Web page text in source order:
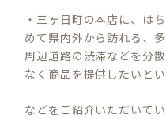
・三ヶ日町の本店に、は
めて県内外から訪れる、
周辺道路の渋滞などを分
なく商品を提供したいとい
などをご紹介いただいてい